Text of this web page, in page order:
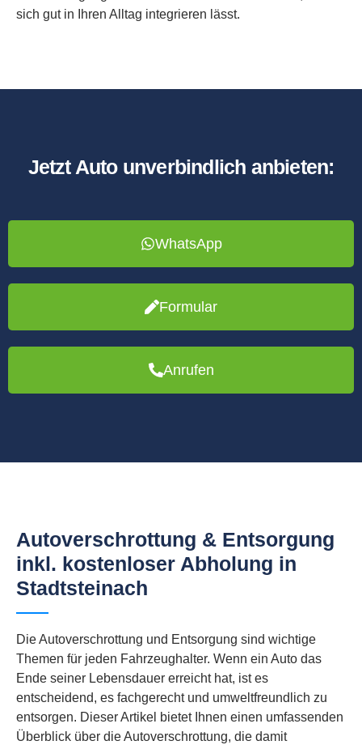
sich gut in Ihren Alltag integrieren lässt.
Jetzt Auto unverbindlich anbieten:
WhatsApp
Formular
Anrufen
Autoverschrottung & Entsorgung
inkl. kostenloser Abholung in
Stadtsteinach
Die Autoverschrottung und Entsorgung sind wichtige
Themen für jeden Fahrzeughalter. Wenn ein Auto das
Ende seiner Lebensdauer erreicht hat, ist es
entscheidend, es fachgerecht und umweltfreundlich zu
entsorgen. Dieser Artikel bietet Ihnen einen umfassenden
Überblick über die Autoverschrottung, die damit